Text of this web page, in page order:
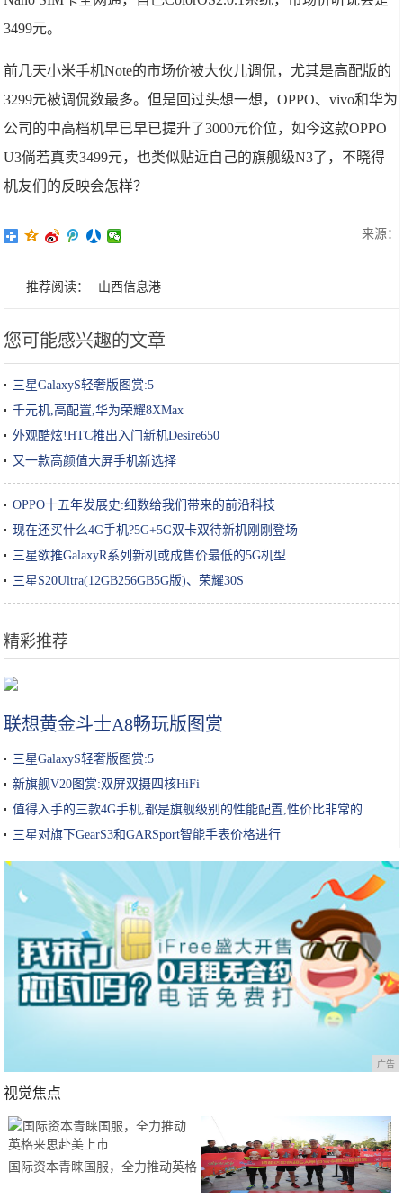
3499元。
前几天小米手机Note的市场价被大伙儿调侃，尤其是高配版的
3299元被调侃数最多。但是回过头想一想，OPPO、vivo和华为
公司的中高档机早已早已提升了3000元价位，如今这款OPPO
U3倘若真卖3499元，也类似贴近自己的旗舰级N3了，不晓得
机友们的反映会怎样？
来源：
推荐阅读： 山西信息港
您可能感兴趣的文章
三星GalaxyS轻奢版图赏:5
千元机,高配置,华为荣耀8XMax
外观酷炫!HTC推出入门新机Desire650
又一款高颜值大屏手机新选择
OPPO十五年发展史:细数给我们带来的前沿科技
现在还买什么4G手机?5G+5G双卡双待新机刚刚登场
三星欲推GalaxyR系列新机或成售价最低的5G机型
三星S20Ultra(12GB256GB5G版)、荣耀30S
精彩推荐
联想黄金斗士A8畅玩版图赏
三星GalaxyS轻奢版图赏:5
新旗舰V20图赏:双屏双摄四核HiFi
值得入手的三款4G手机,都是旗舰级别的性能配置,性价比非常的
三星对旗下GearS3和GARSport智能手表价格进行
广告
视觉焦点
国际资本青睐国服，全力推动英格